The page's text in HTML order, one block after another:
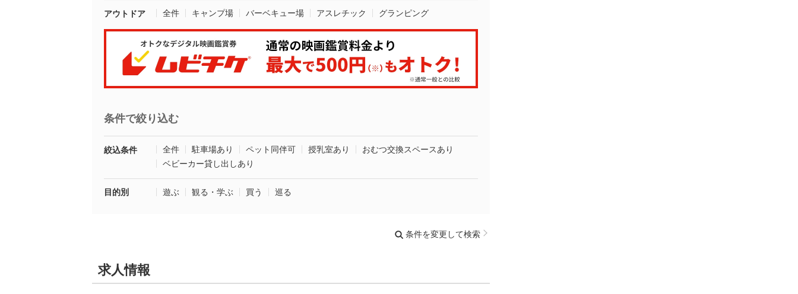
アウトドア 全件 キャンプ場 バーベキュー場 アスレチック グランピング
条件で絞り込む
絞込条件 全件 駐車場あり ペット同伴可 授乳室あり
おむつ交換スペースあり
ベビーカー貸し出しあり
目的別 遊ぶ 観る・学ぶ 買う 巡る
条件を変更して検索
求人情報